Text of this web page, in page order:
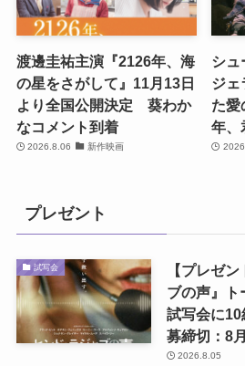
渡邊圭祐主演『2126年、海
の星をさがして』11月13日
より全国公開決定 葵わか
なコメント到着
2026.8.06 新作映画
シュ
ジェ
た愛
年、
プレゼント
試写会
【プレゼ
ブの声』ト
試写会に
募締切：8
2026.8.05